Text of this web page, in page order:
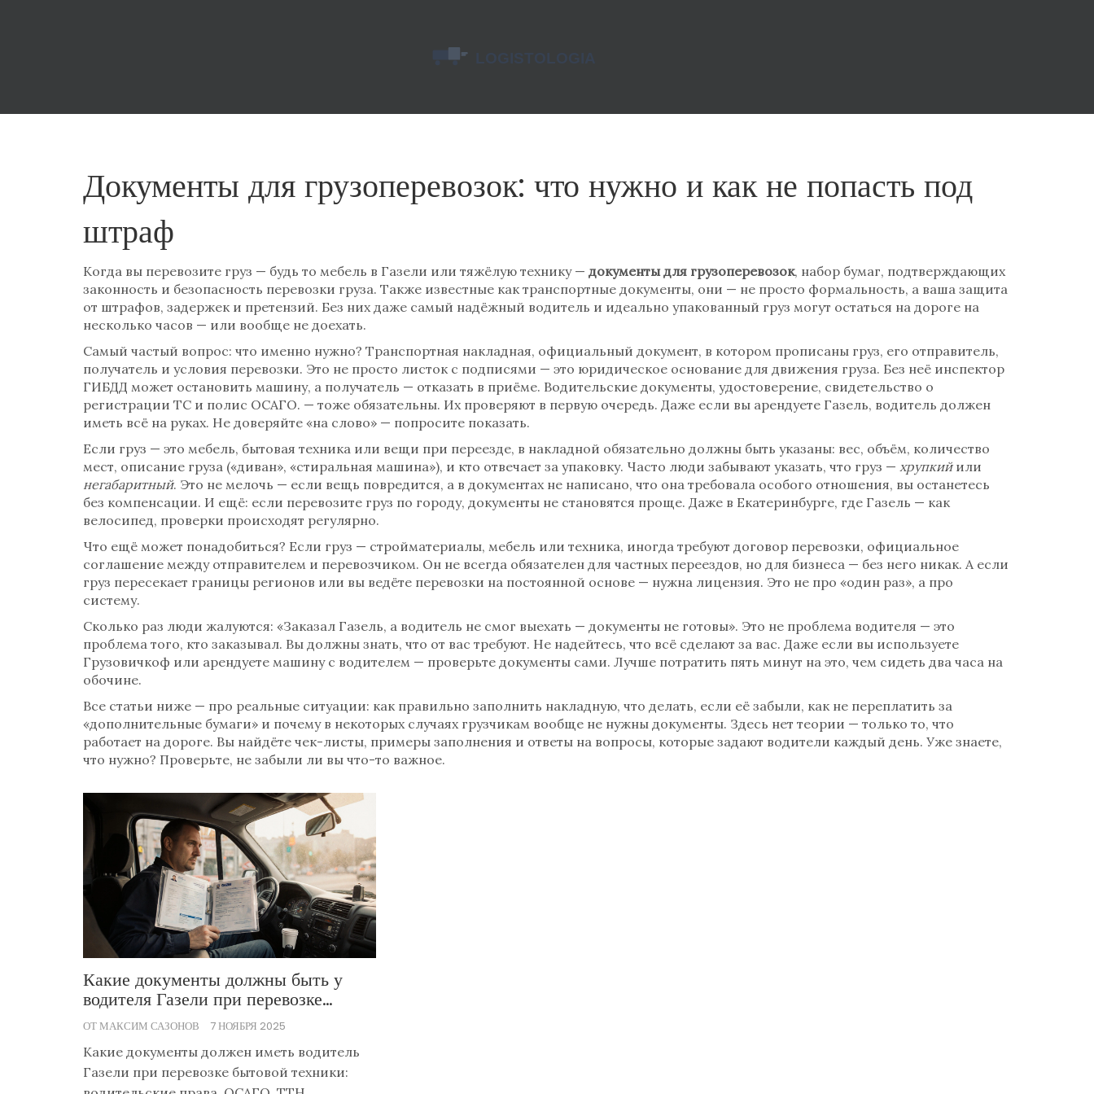
Документы для грузоперевозок: что нужно и как не попасть под
штраф
Когда вы перевозите груз — будь то мебель в Газели или тяжёлую технику — документы для грузоперевозок, набор бумаг, подтверждающих
законность и безопасность перевозки груза. Также известные как транспортные документы, они — не просто формальность, а ваша защита
от штрафов, задержек и претензий. Без них даже самый надёжный водитель и идеально упакованный груз могут остаться на дороге на
несколько часов — или вообще не доехать.
Самый частый вопрос: что именно нужно? Транспортная накладная, официальный документ, в котором прописаны груз, его отправитель,
получатель и условия перевозки. Это не просто листок с подписями — это юридическое основание для движения груза. Без неё инспектор
ГИБДД может остановить машину, а получатель — отказать в приёме. Водительские документы, удостоверение, свидетельство о
регистрации ТС и полис ОСАГО. — тоже обязательны. Их проверяют в первую очередь. Даже если вы арендуете Газель, водитель должен
иметь всё на руках. Не доверяйте «на слово» — попросите показать.
Если груз — это мебель, бытовая техника или вещи при переезде, в накладной обязательно должны быть указаны: вес, объём, количество
мест, описание груза («диван», «стиральная машина»), и кто отвечает за упаковку. Часто люди забывают указать, что груз — хрупкийили
негабаритный. Это не мелочь — если вещь повредится, а в документах не написано, что она требовала особого отношения, вы останетесь
без компенсации. И ещё: если перевозите груз по городу, документы не становятся проще. Даже в Екатеринбурге, где Газель — как
велосипед, проверки происходят регулярно.
Что ещё может понадобиться? Если груз — стройматериалы, мебель или техника, иногда требуют договор перевозки, официальное
соглашение между отправителем и перевозчиком. Он не всегда обязателен для частных переездов, но для бизнеса — без него никак. А если
груз пересекает границы регионов или вы ведёте перевозки на постоянной основе — нужна лицензия. Это не про «один раз», а про
систему.
Сколько раз люди жалуются: «Заказал Газель, а водитель не смог выехать — документы не готовы». Это не проблема водителя — это
проблема того, кто заказывал. Вы должны знать, что от вас требуют. Не надейтесь, что всё сделают за вас. Даже если вы используете
Грузовичкоф или арендуете машину с водителем — проверьте документы сами. Лучше потратить пять минут на это, чем сидеть два часа на
обочине.
Все статьи ниже — про реальные ситуации: как правильно заполнить накладную, что делать, если её забыли, как не переплатить за
«дополнительные бумаги» и почему в некоторых случаях грузчикам вообще не нужны документы. Здесь нет теории — только то, что
работает на дороге. Вы найдёте чек-листы, примеры заполнения и ответы на вопросы, которые задают водители каждый день. Уже знаете,
что нужно? Проверьте, не забыли ли вы что-то важное.
Какие документы должны быть у
водителя Газели при перевозке
бытовой техники
ОТ МАКСИМ САЗОНОВ 7 НОЯБРЯ 2025
Какие документы должен иметь водитель
Газели при перевозке бытовой техники: